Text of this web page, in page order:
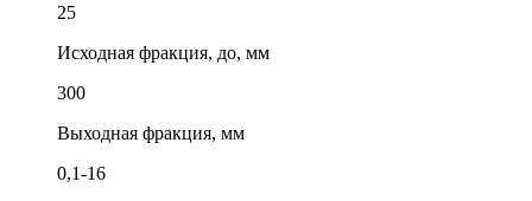
25
Исходная фракция, до, мм
300
Выходная фракция, мм
0,1-16